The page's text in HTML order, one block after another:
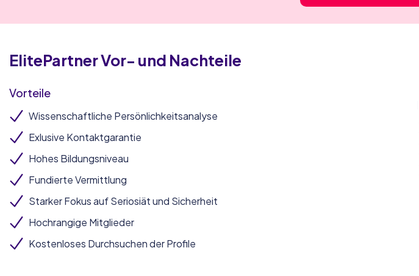
ElitePartnerVor- und Nachteile
Vorteile
Wissenschaftliche Persönlichkeitsanalyse
Exlusive Kontaktgarantie
Hohes Bildungsniveau
Fundierte Vermittlung
Starker Fokus auf Seriosiät und Sicherheit
Hochrangige Mitglieder
Kostenloses Durchsuchen der Profile